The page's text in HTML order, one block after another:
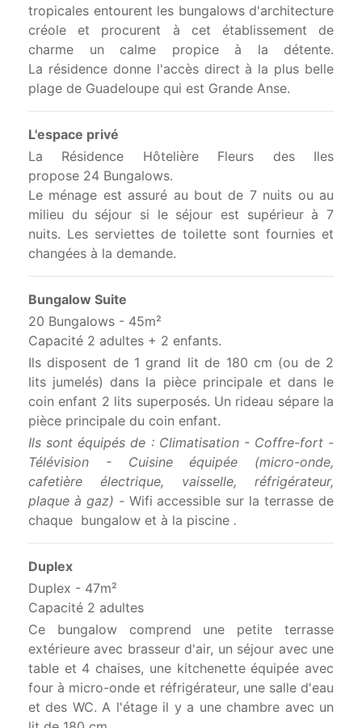
tropicales entourent les bungalows d'architecture
créole et procurent à cet établissement de
charme un calme propice à la détente.
La résidence donne l'accès direct à la plus belle
plage de Guadeloupe qui est Grande Anse.
L'espace privé
La Résidence Hôtelière Fleurs des Iles
propose 24 Bungalows.
Le ménage est assuré au bout de 7 nuits ou au
milieu du séjour si le séjour est supérieur à 7
nuits. Les serviettes de toilette sont fournies et
changées à la demande.
Bungalow Suite
20 Bungalows - 45m²
Capacité 2 adultes + 2 enfants.
Ils disposent de 1 grand lit de 180 cm (ou de 2
lits jumelés) dans la pièce principale et dans le
coin enfant 2 lits superposés. Un rideau sépare la
pièce principale du coin enfant.
Ils sont équipés de : Climatisation - Coffre-fort -
Télévision - Cuisine équipée (micro-onde,
cafetière électrique, vaisselle, réfrigérateur,
plaque à gaz) - Wifi accessible sur la terrasse de
chaque bungalow et à la piscine .
Duplex
Duplex - 47m²
Capacité 2 adultes
Ce bungalow comprend une petite terrasse
extérieure avec brasseur d'air, un séjour avec une
table et 4 chaises, une kitchenette équipée avec
four à micro-onde et réfrigérateur, une salle d'eau
et des WC. A l'étage il y a une chambre avec un